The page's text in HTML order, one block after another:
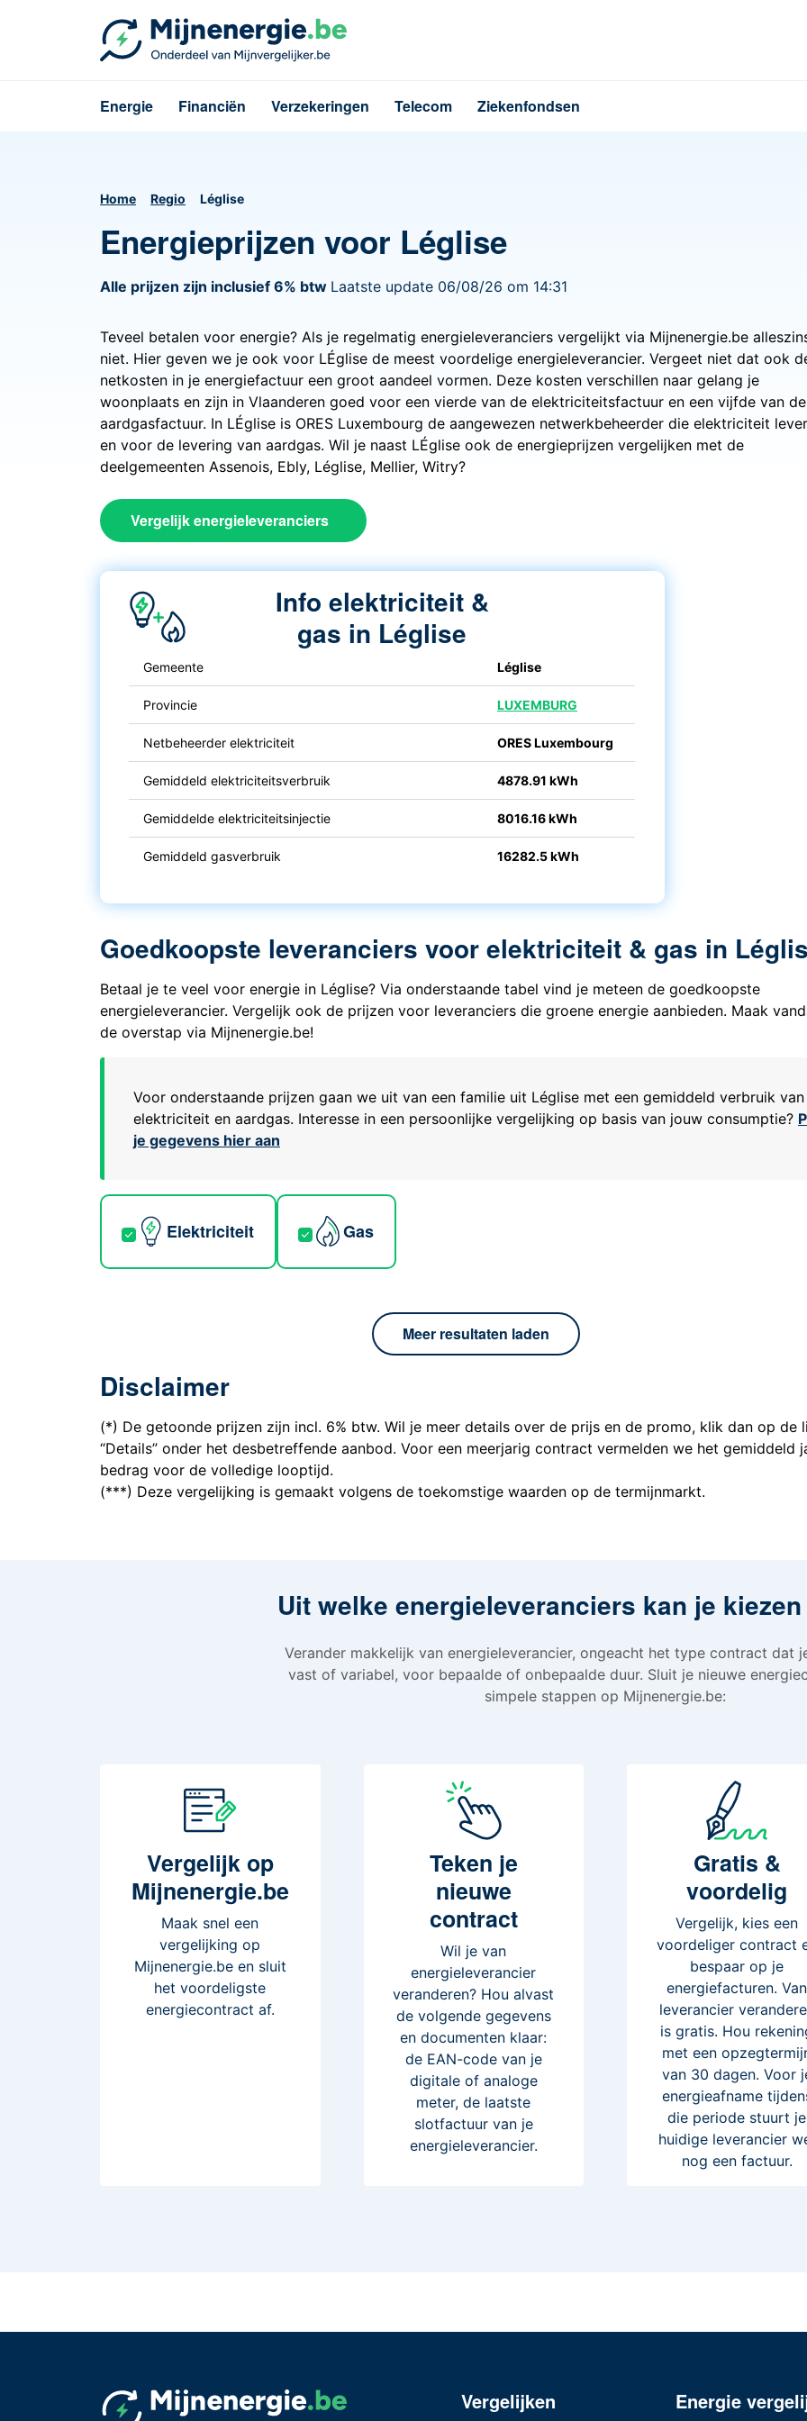
Energie Financiën Verzekeringen Telecom Ziekenfondsen
Home Regio Léglise
Energieprijzen voor Léglise
Alle prijzen zijn inclusief 6% btw Laatste update 06/08/26 om 14:31
Teveel betalen voor energie? Als je regelmatig energieleveranciers vergelijkt via Mijnenergie.be
niet. Hier geven we je ook voor LÉglise de meest voordelige energieleverancier. Vergeet niet dat ook
netkosten in je energiefactuur een groot aandeel vormen. Deze kosten verschillen naar gelang je
woonplaats en zijn in Vlaanderen goed voor een vierde van de elektriciteitsfactuur en een vijfde van de
aardgasfactuur. In LÉglise is ORES Luxembourg de aangewezen netwerkbeheerder die elektriciteit
en voor de levering van aardgas. Wil je naast LÉglise ook de energieprijzen vergelijken met de
deelgemeenten Assenois, Ebly, Léglise, Mellier, Witry?
Vergelijk energieleveranciers
Info elektriciteit &
gas in Léglise
Gemeente Léglise
Provincie LUXEMBURG
Netbeheerder elektriciteit ORES Luxembourg
Gemiddeld elektriciteitsverbruik 4878.91 kWh
Gemiddelde elektriciteitsinjectie 8016.16 kWh
Gemiddeld gasverbruik 16282.5 kWh
Goedkoopste leveranciers voor elektriciteit & gas in
Betaal je te veel voor energie in Léglise? Via onderstaande tabel vind je meteen de goedkoopste
energieleverancier. Vergelijk ook de prijzen voor leveranciers die groene energie aanbieden. Maak
de overstap via Mijnenergie.be!
Voor onderstaande prijzen gaan we uit van een familie uit Léglise met een gemiddeld verbruik van
elektriciteit en aardgas. Interesse in een persoonlijke vergelijking op basis van jouw consumptie?
je gegevens hier aan
Elektriciteit Gas
Meer resultaten laden
Disclaimer
(*) De getoonde prijzen zijn incl. 6% btw. Wil je meer details over de prijs en de promo, klik dan op de
“Details” onder het desbetreffende aanbod. Voor een meerjarig contract vermelden we het gemiddeld
bedrag voor de volledige looptijd.
(***) Deze vergelijking is gemaakt volgens de toekomstige waarden op de termijnmarkt.
Uit welke energieleveranciers kan je
Verander makkelijk van energieleverancier, ongeacht het type contract dat
vast of variabel, voor bepaalde of onbepaalde duur. Sluit je nieuwe
simpele stappen op Mijnenergie.be:
Vergelijkop
Mijnenergie.be
Maak snel een
vergelijking op
Mijnenergie.be en sluit
het voordeligste
energiecontract af.
Teken je
nieuwe
contract
Wil je van
energieleverancier
veranderen? Hou alvast
de volgende gegevens
en documenten klaar:
de EAN-code van je
digitale of analoge
meter, de laatste
slotfactuur van je
energieleverancier.
Gratis &
voordelig
Vergelijk, kies een
voordeliger contract
bespaar op je
energiefacturen. Van
leverancier
is gratis. Hou
met een
van 30 dagen. Voor
energieafname
die periode stuurt je
huidige leverancier
nog een factuur.
Vergelijken Energie